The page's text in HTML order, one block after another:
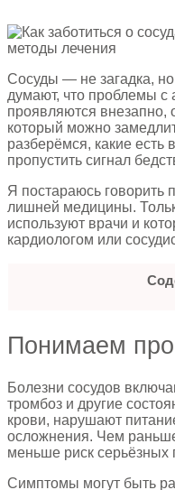
Сосуды — не загадка,
думают, что проблемы с
проявляются внезапно,
который можно
разберёмся, какие есть
пропустить сигнал
Я постараюсь говорить
лишней медицины.
используют врачи и
кардиологом или
Понимаем
Болезни сосудов
тромбоз и другие
крови, нарушают
осложнения. Чем
меньше риск серьёзных
Симптомы могут быть